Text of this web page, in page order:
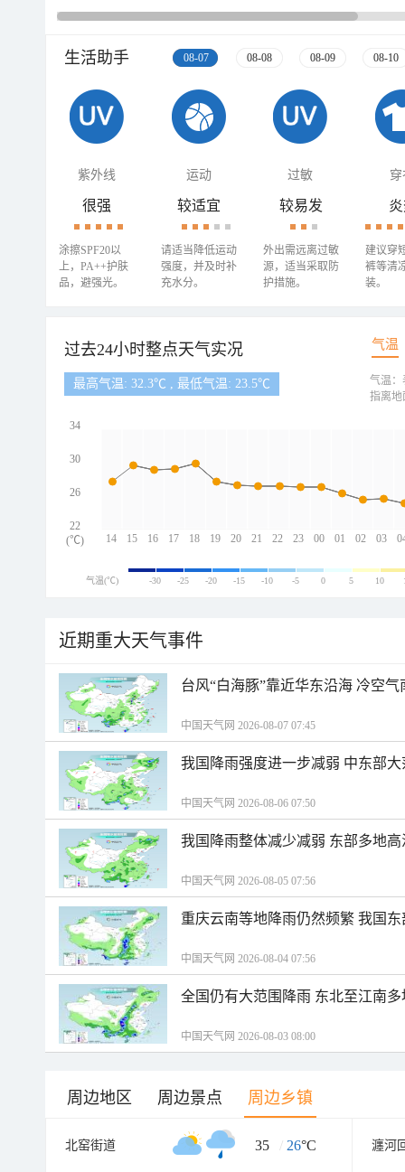
生活助手 08-07 08-08 08-09 08-10
紫外线 运动 过敏 穿
很强
涂擦SPF20以
上，PA++护肤
品，避强光。
较适宜
请适当降低运动
强度，并及时补
充水分。
较易发
外出需远离过敏
源，适当采取防
护措施。
建议穿
裤等清
装。
过去24小时整点天气实况 气温
最高气温: 32.3℃ , 最低气温: 23.5℃
14 15 16 17 18 19 20 21 22 23 00 01 02 03
34
30
26
22
(℃)
气温：
指离地
气温(℃) -30 -25 -20 -15 -10 -5 0 5 10
近期重大天气事件
台风“白海豚”靠近华东沿海 冷空
中国天气网 2026-08-07 07:45
我国降雨强度进一步减弱 中东部
中国天气网 2026-08-06 07:50
我国降雨整体减少减弱 东部多地
中国天气网 2026-08-05 07:56
重庆云南等地降雨仍然频繁 我国
中国天气网 2026-08-04 07:56
全国仍有大范围降雨 东北至江南
中国天气网 2026-08-03 08:00
周边地区 周边景点 周边乡镇
北窑街道 35 / 26°C 瀍河